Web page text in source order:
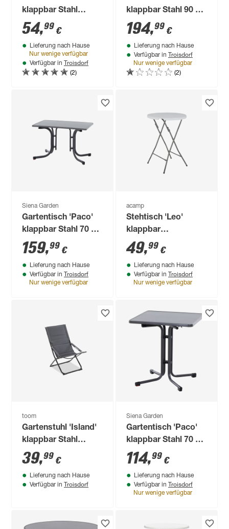
klappbar Stahl
beige/braun/grau 52
x 90 x 39 cm
54,99 €
Lieferung nach Hause
Nur wenige verfügbar
Verfügbar in Troisdorf
(2)
klappbar Stahl 90 x
70 x 138 cm
194,99 €
Lieferung nach Hause
Verfügbar in Troisdorf
Nur wenige verfügbar
(2)
Siena Garden
Gartentisch 'Paco'
klappbar Stahl 70 x
70 x 110 cm
159,99 €
Lieferung nach Hause
Verfügbar in Troisdorf
Nur wenige verfügbar
acamp
Stehtisch 'Leo'
klappbar
Stahl/Kunststoff Ø
80 x 110 cm
49,99 €
Lieferung nach Hause
Verfügbar in Troisdorf
Nur wenige verfügbar
toom
Gartenstuhl 'Island'
klappbar Stahl
anthrazit 62 x 90 x
80 cm
39,99 €
Lieferung nach Hause
Verfügbar in Troisdorf
Siena Garden
Gartentisch 'Paco'
klappbar Stahl 70 x
70 x 70 cm
114,99 €
Lieferung nach Hause
Verfügbar in Troisdorf
Nur wenige verfügbar